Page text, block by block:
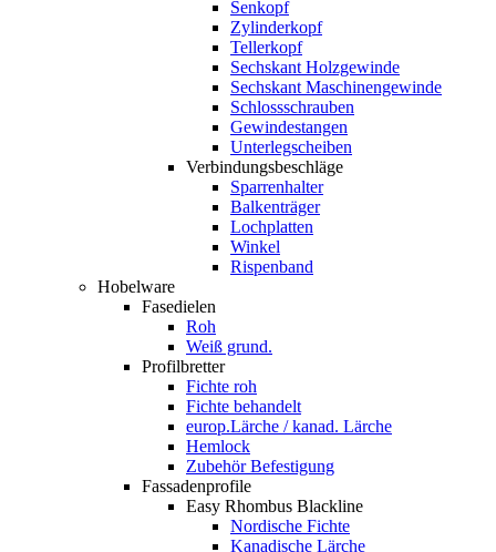
Senkopf
Zylinderkopf
Tellerkopf
Sechskant Holzgewinde
Sechskant Maschinengewinde
Schlossschrauben
Gewindestangen
Unterlegscheiben
Verbindungsbeschläge
Sparrenhalter
Balkenträger
Lochplatten
Winkel
Rispenband
Hobelware
Fasedielen
Roh
Weiß grund.
Profilbretter
Fichte roh
Fichte behandelt
europ.Lärche / kanad. Lärche
Hemlock
Zubehör Befestigung
Fassadenprofile
Easy Rhombus Blackline
Nordische Fichte
Kanadische Lärche